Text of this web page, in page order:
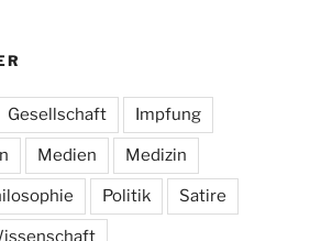
Gesellschaft Impfung
Medien Medizin
Politik Satire